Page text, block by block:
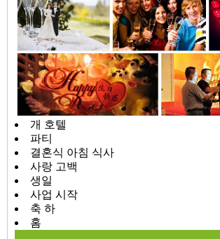
개 호텔
파티
결혼식 아침 식사
사랑 고백
생일
사업 시작
축 하
홈